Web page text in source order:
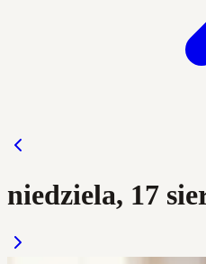
niedziela, 17